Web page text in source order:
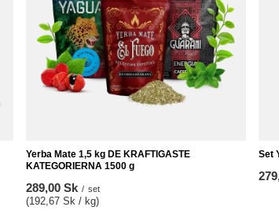
Yerba Mate 1,5 kg DE KRAFTIGASTE
KATEGORIERNA 1500 g
289,00 Sk / set
(192,67 Sk / kg)
Set